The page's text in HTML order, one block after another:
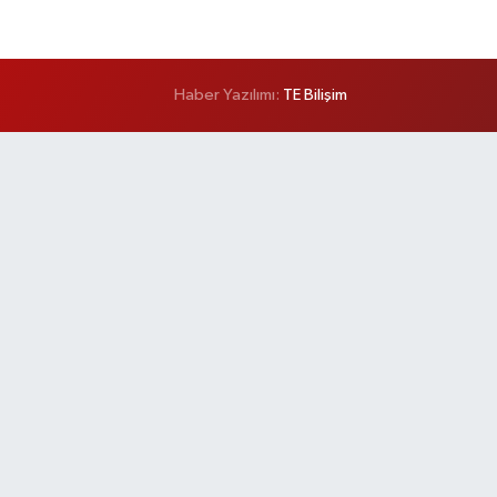
Haber Yazılımı: TE Bilişim